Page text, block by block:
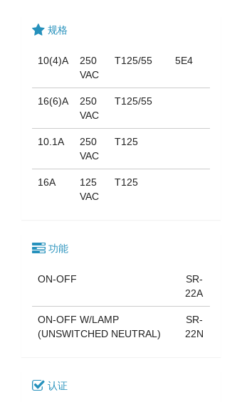
规格
10(4)A
250
VAC
T125/55 5E4
16(6)A
250
VAC
T125/55
10.1A
250
VAC
T125
16A
125
VAC
T125
功能
ON-OFF
SR-
22A
ON-OFF W/LAMP
(UNSWITCHED NEUTRAL)
SR-
22N
认证